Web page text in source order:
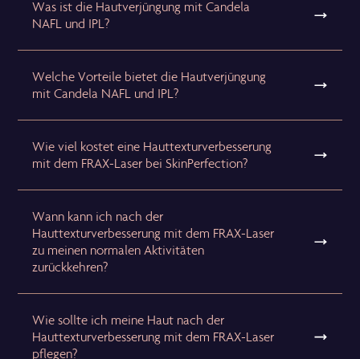
Was ist die Hautverjüngung mit Candela
NAFL und IPL?
Welche Vorteile bietet die Hautverjüngung
mit Candela NAFL und IPL?
Wie viel kostet eine Hauttexturverbesserung
mit dem FRAX-Laser bei SkinPerfection?
Wann kann ich nach der
Hauttexturverbesserung mit dem FRAX-Laser
zu meinen normalen Aktivitäten
zurückkehren?
Wie sollte ich meine Haut nach der
Hauttexturverbesserung mit dem FRAX-Laser
pflegen?